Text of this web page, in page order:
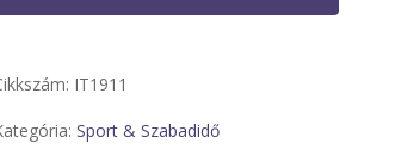
IT1911
Sport & Szabadidő